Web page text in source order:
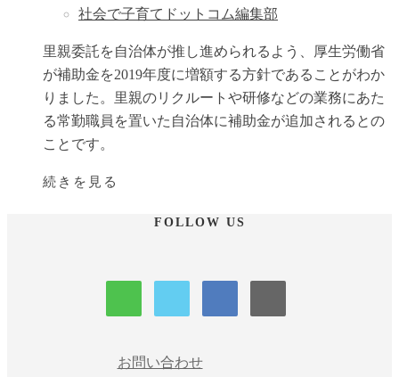
社会で子育てドットコム編集部
里親委託を自治体が推し進められるよう、厚生労働省
が補助金を2019年度に増額する方針であることがわか
りました。里親のリクルートや研修などの業務にあた
る常勤職員を置いた自治体に補助金が追加されるとの
ことです。
続きを見る
FOLLOW US
お問い合わせ